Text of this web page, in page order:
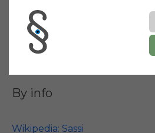
Adresse
55020 Sassi
Toscana
By info
Wikipedia: Sassi